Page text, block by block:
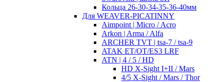
Кольца 26-30-34-35-36-40мм
Для WEAVER-PICATINNY
Aimpoint | Micro / Acro
Arkon | Arma / Alfa
ARCHER TVT | tsa-7 / tsa-9
ATAK ET/OT/ES3 LRF
ATN | 4 / 5 / HD
HD X-Sight I+II / Mars
4/5 X-Sight / Mars / Thor